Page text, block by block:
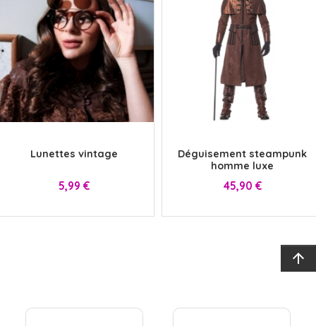
Lunettes vintage
Prix
5,99 €
Déguisement steampunk
homme luxe
Prix
45,90 €
arrow_upward